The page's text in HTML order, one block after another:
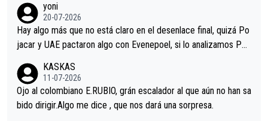
permaneció pegado a su rueda. Parecía increíble la forma en l
a que era capaz de controlar el miedo", recordó."
yoni
20-07-2026
Hay algo más que no está claro en el desenlace final, quizá Po
jacar y UAE pactaron algo con Evenepoel, si lo analizamos Poj
i sin pedalear, luego está el saludo con Evenepoel dándose la
mano de una manera muy fraternal, más allá de los típicos toqu
es en el hombro con que saludaba a Vingegard. Ahí hubo una in
KASKAS
11-07-2026
Ojo al colombiano E.RUBIO, grán escalador al que aún no han sa
bido dirigir.Algo me dice , que nos dará una sorpresa.